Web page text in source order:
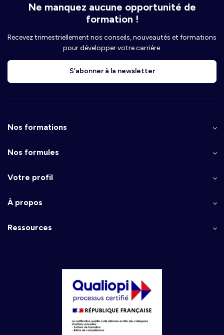
Ne manquez aucune opportunité de
formation !
Recevez trimestriellement nos conseils, nouveautés et formations
pour développer votre carrière.
S’abonner à la newsletter
Nos formations
Nos formules
Votre profil
À propos
Ressources